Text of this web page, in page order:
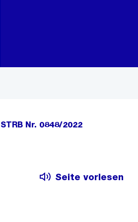
STRB Nr. 0848/2022
Seite vorlesen